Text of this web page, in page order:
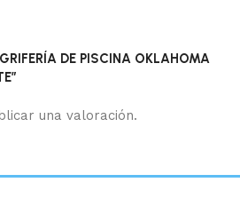
DE PISCINA OKLAHOMA
una valoración.